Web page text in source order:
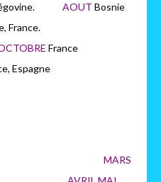
AOUT Bosnie
Italie, France.
France
Espagne
MARS